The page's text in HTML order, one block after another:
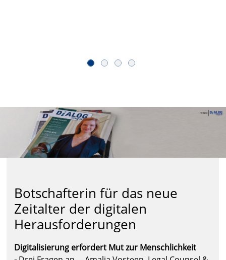
Botschafterin für das neue
Zeitalter der digitalen
Herausforderungen
Digitalisierung erfordert Mut zur Menschlichkeit